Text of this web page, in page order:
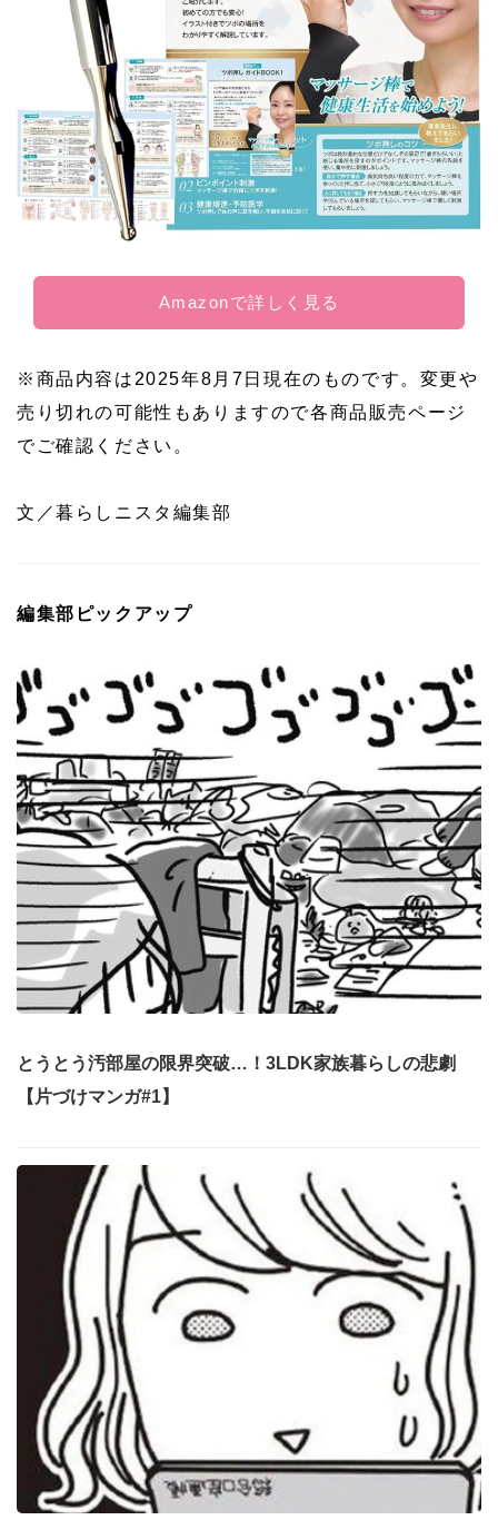
Amazonで詳しく見る
※商品内容は2025年8月7日現在のものです。変更や
売り切れの可能性もありますので各商品販売ページ
でご確認ください。
文／暮らしニスタ編集部
編集部ピックアップ
とうとう汚部屋の限界突破…！3LDK家族暮らしの悲劇
【片づけマンガ#1】